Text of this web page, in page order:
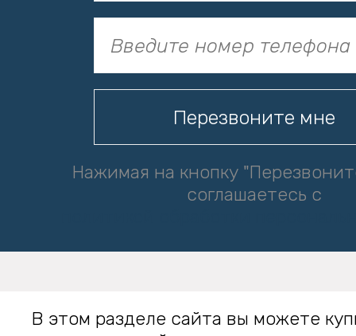
Нажимая на кнопку
соглашаетесь с
В этом разделе сайта вы можете